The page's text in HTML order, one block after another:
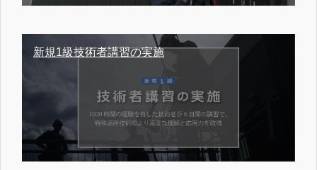
新規1級技術者講習の実施